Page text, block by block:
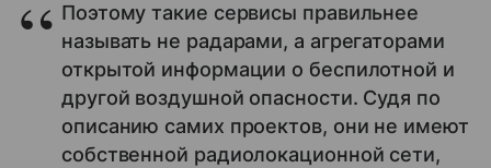
Поэтому такие сервисы правильнее
называть не радарами, а агрегаторами
открытой информации о беспилотной и
другой воздушной опасности. Судя по
описанию самих проектов, они не имеют
собственной радиолокационной сети,